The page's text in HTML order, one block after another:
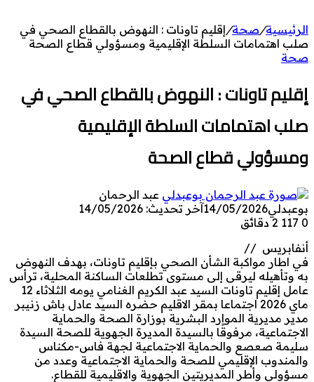
الرئيسية/صحة/إقليم تاونات : النهوض بالقطاع الصحي في
صلب اهتمامات السلطة الإقليمية ومسؤولي قطاع الصحة
صحة
إقليم تاونات : النهوض بالقطاع الصحي في
صلب اهتمامات السلطة الإقليمية
ومسؤولي قطاع الصحة
عبد الرحمان
بوعبدلي14/05/2026آخر تحديث: 14/05/2026
0
2 دقائق
أنفابريس //
في اطار مواكبة الشأن الصحي بإقليم تاونات، بهدف النهوض
به وتأهيله ليرقى إلى مستوى تطلعات الساكنة المحلية، ترأس
عامل إقليم تاونات السيد عبد الكريم الغنامي يومه الثلاثاء 12
ماي 2026 اجتماعا بمقر الاقليم حضره السيد عادل باش زنيبر
مدير مديرية الموارد البشرية بوزارة الصحة والحماية
الاجتماعية، مرفوقًا بالسيدة المديرة الجهوية للصحة السيدة
سليمة صعصع والحماية الاجتماعية لجهة فاس-مكناس
والمندوب الإقليمي للصحة والحماية الاجتماعية وعدد من
مسؤولي وأطر المديريتين الجهوية والاقليمية للقطاع.